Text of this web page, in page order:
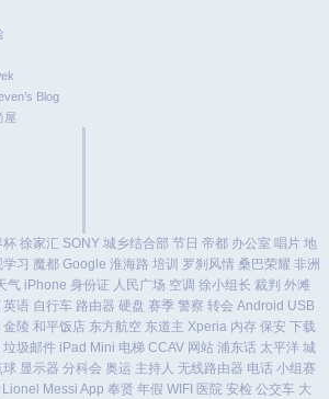
Blog
屋
杯 徐家汇 SONY 城乡结合部 节日 帝都 办公室 唱片 地
习 魔都 Google 淮海路 培训 罗刹风情 桑巴荣耀 非洲
气 iPhone 身份证 人民广场 空调 徐小组长 裁判 外滩
英语 自行车 路由器 硬盘 赛季 警察 转会 Android USB
金陵 和平饭店 东方航空 东道主 Xperia 内存 保安 下载
垃圾邮件 iPad Mini 电梯 CCAV 网站 浦东话 太平洋 城
球 显示器 分科会 奥运 主持人 无线路由器 电话 小组赛
Lionel Messi App 奉贤 年假 WIFI 医院 安检 公交车 大